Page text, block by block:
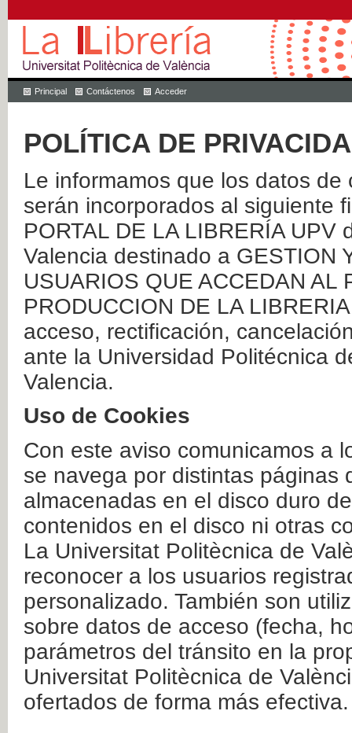
Principal Contáctenos Acceder
POLÍTICA DE
Le informamos que los datos
serán incorporados al siguiente
PORTAL DE LA LIBRERÍA
Valencia destinado a GESTION
USUARIOS QUE ACCEDAN AL
PRODUCCION DE LA
acceso, rectificación,
ante la Universidad Politécnica
Valencia.
Uso de Cookies
Con este aviso comunicamos a
se navega por distintas páginas
almacenadas en el disco duro
contenidos en el disco ni otras
La Universitat Politècnica de
reconocer a los usuarios
personalizado. También son
sobre datos de acceso (fecha,
parámetros del tránsito en la
Universitat Politècnica de
ofertados de forma más efectiva.